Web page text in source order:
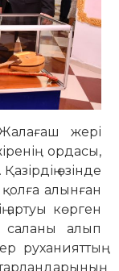
жері
ордасы,
өзінде
қолға алынған
артуы көрген
алып
руханияттың